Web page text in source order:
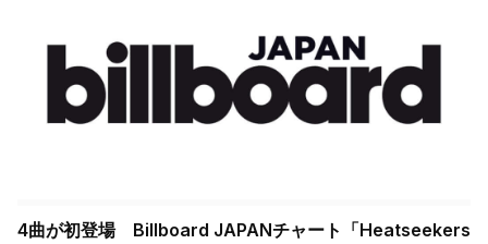
4曲が初登場 Billboard JAPANチャート「Heatseekers